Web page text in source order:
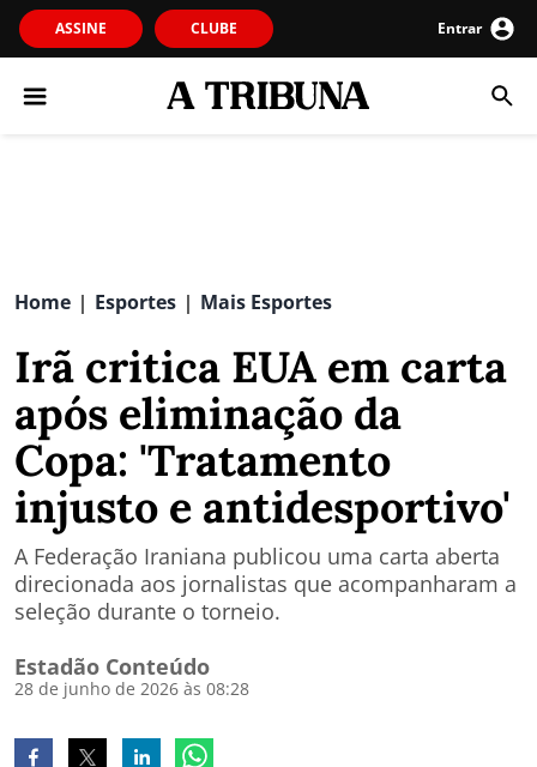
ASSINE CLUBE Entrar
Home | Esportes | Mais Esportes
Irã critica EUA em carta
após eliminação da
Copa: 'Tratamento
injusto e antidesportivo'
A Federação Iraniana publicou uma carta aberta
direcionada aos jornalistas que acompanharam a
seleção durante o torneio.
Estadão Conteúdo
28 de junho de 2026 às 08:28